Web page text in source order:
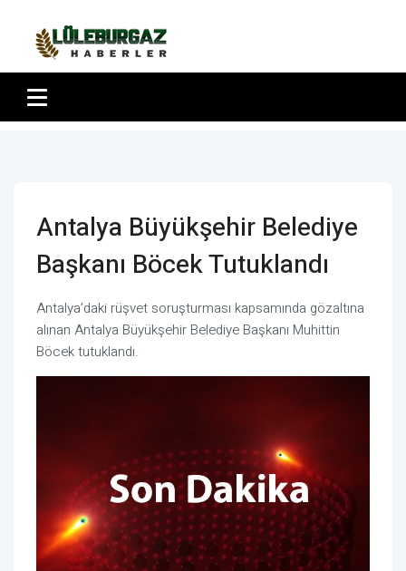
Antalya Büyükşehir Belediye
Başkanı Böcek Tutuklandı
Antalya’daki rüşvet soruşturması kapsamında gözaltına
alınan Antalya Büyükşehir Belediye Başkanı Muhittin
Böcek tutuklandı.